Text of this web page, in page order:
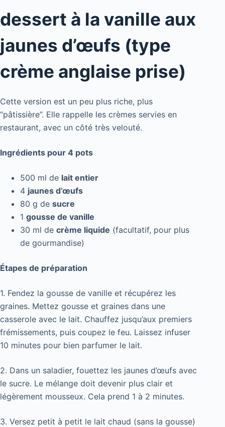
dessert à la vanille aux
jaunes d’œufs (type
crème anglaise prise)
Cette version est un peu plus riche, plus
“pâtissière”. Elle rappelle les crèmes servies en
restaurant, avec un côté très velouté.
Ingrédients pour 4 pots
500 ml de lait entier
4 jaunes d’œufs
80 g de sucre
1 gousse de vanille
30 ml de crème liquide (facultatif, pour plus
de gourmandise)
Étapes de préparation
1. Fendez la gousse de vanille et récupérez les
graines. Mettez gousse et graines dans une
casserole avec le lait. Chauffez jusqu’aux premiers
frémissements, puis coupez le feu. Laissez infuser
10 minutes pour bien parfumer le lait.
2. Dans un saladier, fouettez les jaunes d’œufs avec
le sucre. Le mélange doit devenir plus clair et
légèrement mousseux. Cela prend 1 à 2 minutes.
3. Versez petit à petit le lait chaud (sans la gousse)